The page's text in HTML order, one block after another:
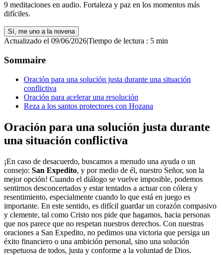
9 meditaciones en audio. Fortaleza y paz en los momentos más
difíciles.
Sí, me uno a la novena
Actualizado el 09/06/2026|Tiempo de lectura : 5 min
Sommaire
Oración para una solución justa durante una situación
conflictiva
Oración para acelerar una resolución
Reza a los santos protectores con Hozana
Oración para una solución justa durante
una situación conflictiva
¡En caso de desacuerdo, buscamos a menudo una ayuda o un
consejo: San Expedito, y por medio de él, nuestro Señor, son la
mejor opción! Cuando el diálogo se vuelve imposible, podemos
sentirnos desconcertados y estar tentados a actuar con cólera y
resentimiento, especialmente cuando lo que está en juego es
importante. En este sentido, es difícil guardar un corazón compasivo
y clemente, tal como Cristo nos pide que hagamos, hacia personas
que nos parece que no respetan nuestros derechos. Con nuestras
oraciones a San Expedito, no pedimos una victoria que persiga un
éxito financiero o una ambición personal, sino una solución
respetuosa de todos, justa y conforme a la voluntad de Dios.